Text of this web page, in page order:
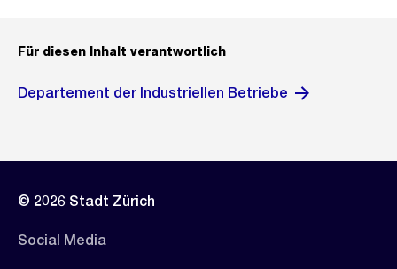
Für diesen Inhalt verantwortlich
Departement der Industriellen Betriebe
© 2026 Stadt Zürich
Social Media